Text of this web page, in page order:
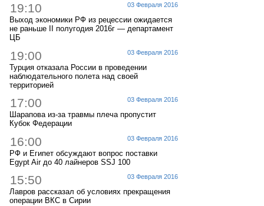
03 Февраля 2016
19:10
Выход экономики РФ из рецессии ожидается
не раньше II полугодия 2016г — департамент
ЦБ
03 Февраля 2016
19:00
Турция отказала России в проведении
наблюдательного полета над своей
территорией
03 Февраля 2016
17:00
Шарапова из-за травмы плеча пропустит
Кубок Федерации
03 Февраля 2016
16:00
РФ и Египет обсуждают вопрос поставки
Egypt Air до 40 лайнеров SSJ 100
03 Февраля 2016
15:50
Лавров рассказал об условиях прекращения
операции ВКС в Сирии